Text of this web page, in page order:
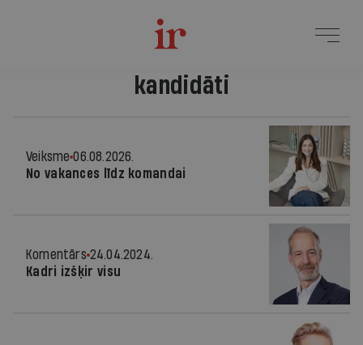
kandidāti
Veiksme 06.08.2026.
No vakances līdz komandai
Komentārs 24.04.2024.
Kadri izšķir visu